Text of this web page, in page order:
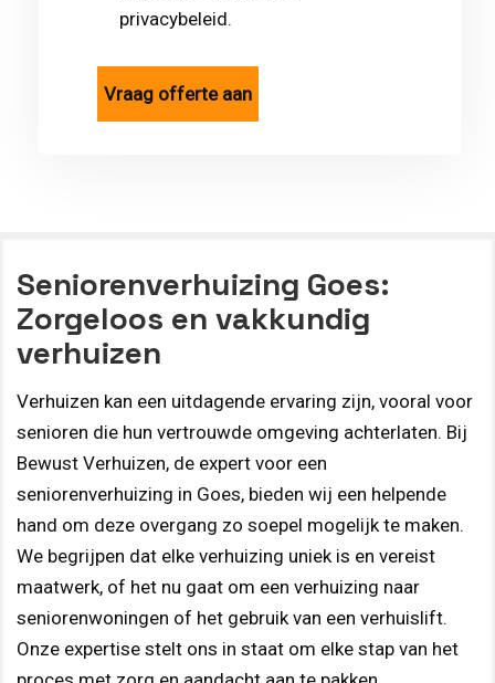
privacybeleid.
Seniorenverhuizing Goes:
Zorgeloos en vakkundig
verhuizen
Verhuizen kan een uitdagende ervaring zijn, vooral voor
senioren die hun vertrouwde omgeving achterlaten. Bij
Bewust Verhuizen, de expert voor een
seniorenverhuizing in Goes, bieden wij een helpende
hand om deze overgang zo soepel mogelijk te maken.
We begrijpen dat elke verhuizing uniek is en vereist
maatwerk, of het nu gaat om een verhuizing naar
seniorenwoningen of het gebruik van een verhuislift.
Onze expertise stelt ons in staat om elke stap van het